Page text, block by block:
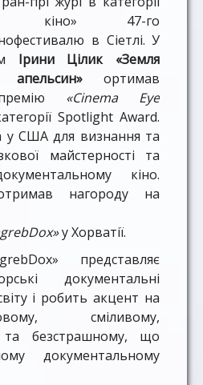
кіно» 47-го
в Сіетлі. У
Ірини Цілик «Земля
ортимав
«Cinema Eye
Spotlight Award.
у США для визнання та
майстерності та
кіно.
нагороду на
у Хорватії.
представляє
документальні
і робить акцент на
сміливому,
та безстрашному, що
документальному